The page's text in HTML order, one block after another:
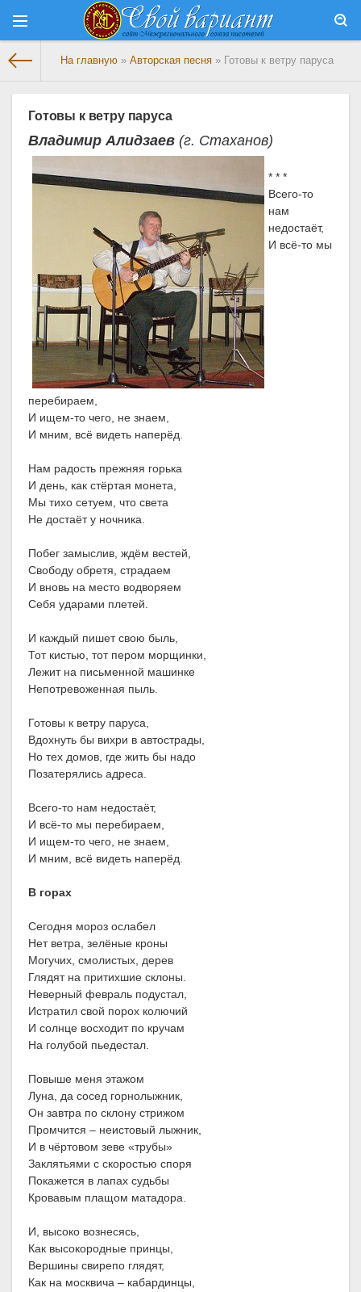
На главную » Авторская песня » Готовы к ветру паруса
Готовы к ветру паруса
Владимир Алидзаев (г. Стаханов)
* * *
Всего-то
нам
недостаёт,
И всё-то мы
перебираем,
И ищем-то чего, не знаем,
И мним, всё видеть наперёд.
Нам радость прежняя горька
И день, как стёртая монета,
Мы тихо сетуем, что света
Не достаёт у ночника.
Побег замыслив, ждём вестей,
Свободу обретя, страдаем
И вновь на место водворяем
Себя ударами плетей.
И каждый пишет свою быль,
Тот кистью, тот пером морщинки,
Лежит на письменной машинке
Непотревоженная пыль.
Готовы к ветру паруса,
Вдохнуть бы вихри в автострады,
Но тех домов, где жить бы надо
Позатерялись адреса.
Всего-то нам недостаёт,
И всё-то мы перебираем,
И ищем-то чего, не знаем,
И мним, всё видеть наперёд.
В горах
Сегодня мороз ослабел
Нет ветра, зелёные кроны
Могучих, смолистых, дерев
Глядят на притихшие склоны.
Неверный февраль подустал,
Истратил свой порох колючий
И солнце восходит по кручам
На голубой пьедестал.
Повыше меня этажом
Луна, да сосед горнолыжник,
Он завтра по склону стрижом
Промчится – неистовый лыжник,
И в чёртовом зеве «трубы»
Заклятьями с скоростью споря
Покажется в лапах судьбы
Кровавым плащом матадора.
И, высоко вознесясь,
Как высокородные принцы,
Вершины свирепо глядят,
Как на москвича – кабардинцы,